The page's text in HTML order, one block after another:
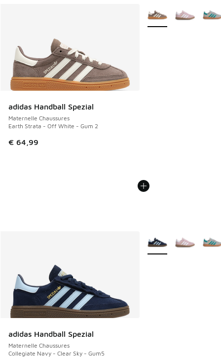
adidas Handball Spezial
Maternelle Chaussures
Earth Strata - Off White - Gum 2
€ 64,99
Plus de couleurs
adidas Handball Spezial
Maternelle Chaussures
Collegiate Navy - Clear Sky - Gum5
Plus de couleurs